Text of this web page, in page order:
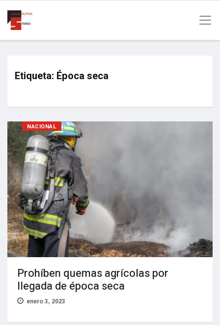
Etiqueta: Época seca
NACIONAL
Prohíben quemas agrícolas por
llegada de época seca
enero 3, 2023